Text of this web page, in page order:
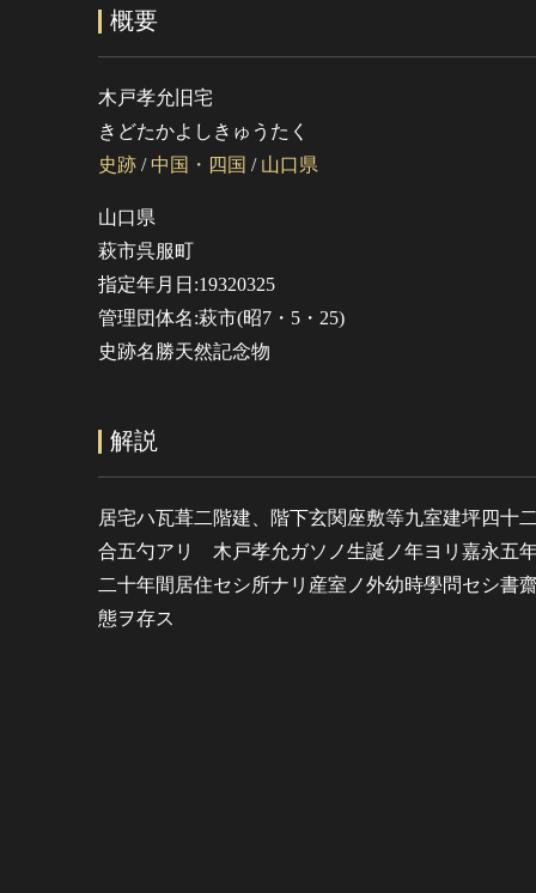
概要
木戸孝允旧宅
きどたかよしきゅうたく
史跡 / 中国・四国 / 山口県
山口県
萩市呉服町
指定年月日:19320325
管理団体名:萩市(昭7・5・25)
史跡名勝天然記念物
解説
居宅ハ瓦葺二階建、階下玄関座敷等九室建坪四十
合五勺アリ 木戸孝允ガソノ生誕ノ年ヨリ嘉永五
二十年間居住セシ所ナリ産室ノ外幼時學問セシ書
態ヲ存ス